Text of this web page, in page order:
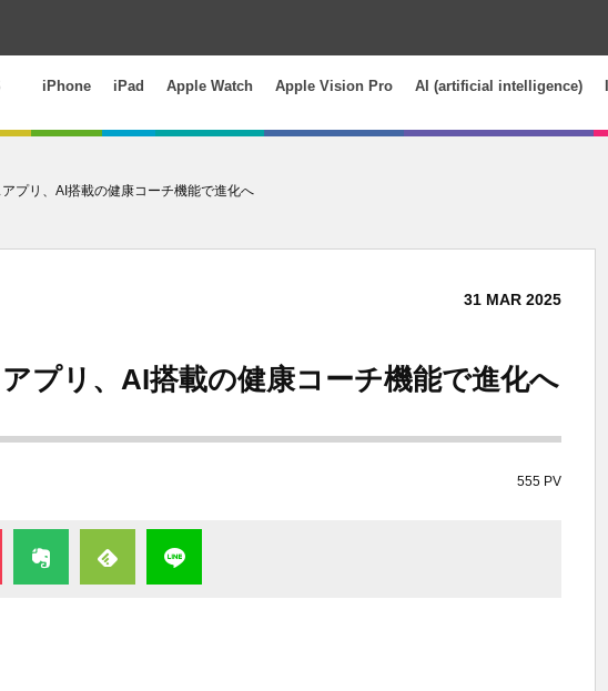
iPhone iPad Apple Watch Apple Vision Pro AI (artificial intelligence)
プリ、AI搭載の健康コーチ機能で進化へ
31 MAR 2025
プリ、AI搭載の健康コーチ機能で進化へ
555 PV